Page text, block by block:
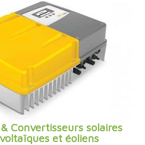
Convertisseurs solaires
et éoliens